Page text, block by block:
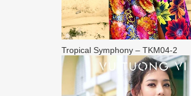
Tropical Symphony – TKM04-2